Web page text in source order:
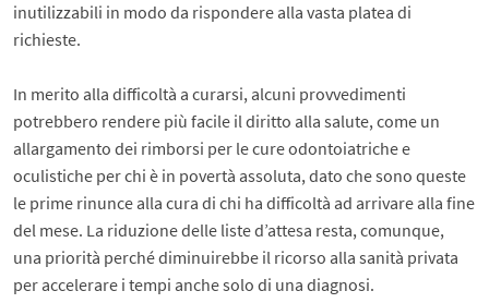
inutilizzabili in modo da rispondere alla vasta platea di
richieste.
In merito alla difficoltà a curarsi, alcuni provvedimenti
potrebbero rendere più facile il diritto alla salute, come un
allargamento dei rimborsi per le cure odontoiatriche e
oculistiche per chi è in povertà assoluta, dato che sono queste
le prime rinunce alla cura di chi ha difficoltà ad arrivare alla fine
del mese. La riduzione delle liste d’attesa resta, comunque,
una priorità perché diminuirebbe il ricorso alla sanità privata
per accelerare i tempi anche solo di una diagnosi.